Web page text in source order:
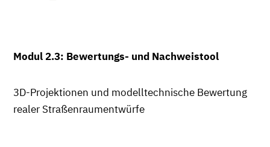
Modul 2.3: Bewertungs- und Nachweistool
3D-Projektionen und modelltechnische Bewertung
realer Straßenraumentwürfe